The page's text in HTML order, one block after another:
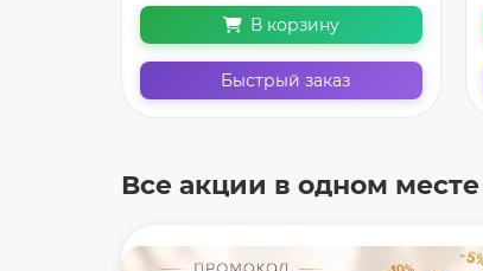
В корзину
Быстрый заказ
Все акции в одном месте